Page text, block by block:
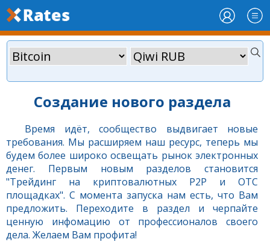
Создание нового раздела
Время идёт, сообщество выдвигает новые
требования. Мы расширяем наш ресурс, теперь мы
будем более широко освещать рынок электронных
денег. Первым новым разделов становится
"Трейдинг на криптовалютных P2P и OTC
площадках". С момента запуска нам есть, что Вам
предложить. Переходите в раздел и черпайте
ценную инфомацию от профессионалов своего
дела. Желаем Вам профита!